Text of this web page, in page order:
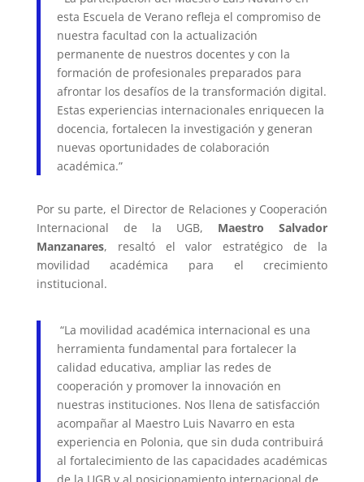
esta Escuela de Verano refleja el compromiso de
nuestra facultad con la actualización
permanente de nuestros docentes y con la
formación de profesionales preparados para
afrontar los desafíos de la transformación digital.
Estas experiencias internacionales enriquecen la
docencia, fortalecen la investigación y generan
nuevas oportunidades de colaboración
académica.”
Por su parte, el Director de Relaciones y Cooperación
Internacional de la UGB, Maestro Salvador
Manzanares, resaltó el valor estratégico de la
movilidad académica para el crecimiento
institucional.
“La movilidad académica internacional es una
herramienta fundamental para fortalecer la
calidad educativa, ampliar las redes de
cooperación y promover la innovación en
nuestras instituciones. Nos llena de satisfacción
acompañar al Maestro Luis Navarro en esta
experiencia en Polonia, que sin duda contribuirá
al fortalecimiento de las capacidades académicas
de la UGB y al posicionamiento internacional de